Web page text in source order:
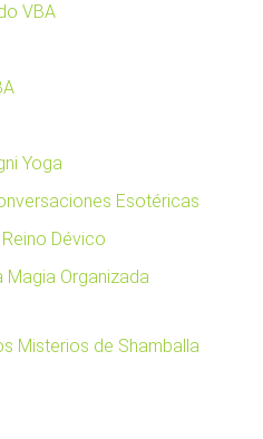
VBA
Yoga
Esotéricas
Dévico
Magia Organizada
Misterios de Shamballa